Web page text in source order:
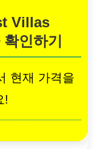
Villas
인하기
현재 가격을
!